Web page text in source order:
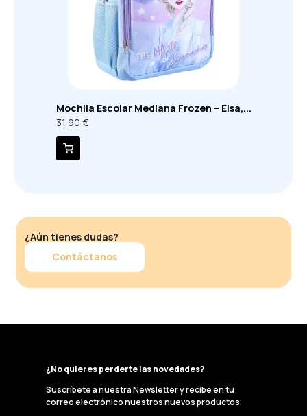
Mochila Escolar Mediana Frozen – Elsa,...
31,90 €
¿Aún tienes dudas?
Contáctanos
¿No quieres perderte las novedades?
Suscríbete a nuestra Newsletter y recibe en tu
correo electrónico nuestros nuevos productos.